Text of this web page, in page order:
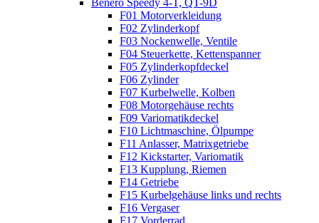
F01 Motorverkleidung
F02 Zylinderkopf
F03 Nockenwelle, Ventile
F04 Steuerkette, Kettenspanner
F05 Zylinderkopfdeckel
F06 Zylinder
F07 Kurbelwelle, Kolben
F08 Motorgehäuse rechts
F09 Variomatikdeckel
F10 Lichtmaschine, Ölpumpe
F11 Anlasser, Matrixgetriebe
F12 Kickstarter, Variomatik
F13 Kupplung, Riemen
F14 Getriebe
F15 Kurbelgehäuse links und rechts
F16 Vergaser
F17 Vorderrad